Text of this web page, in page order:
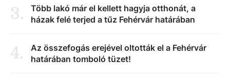
3.
Több lakó már el kellett hagyja otthonát, a
házak felé terjed a tűz Fehérvár határában
4.
Az összefogás erejével oltották el a Fehérvár
határában tomboló tüzet!